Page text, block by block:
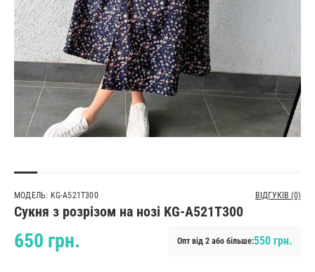
МОДЕЛЬ: KG-A521T300 ВІДГУКІВ (0)
Сукня з розрізом на нозі KG-A521T300
650 грн. Опт від 2 або більше:550 грн.